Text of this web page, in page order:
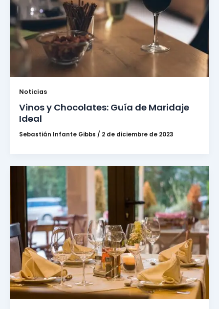
Noticias
Vinos y Chocolates: Guía de Maridaje
Ideal
Sebastián Infante Gibbs / 2 de diciembre de 2023